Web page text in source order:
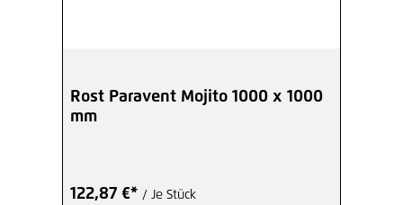
Rost Paravent Mojito 1000 x 1000
mm
122,87 €* / Je Stück